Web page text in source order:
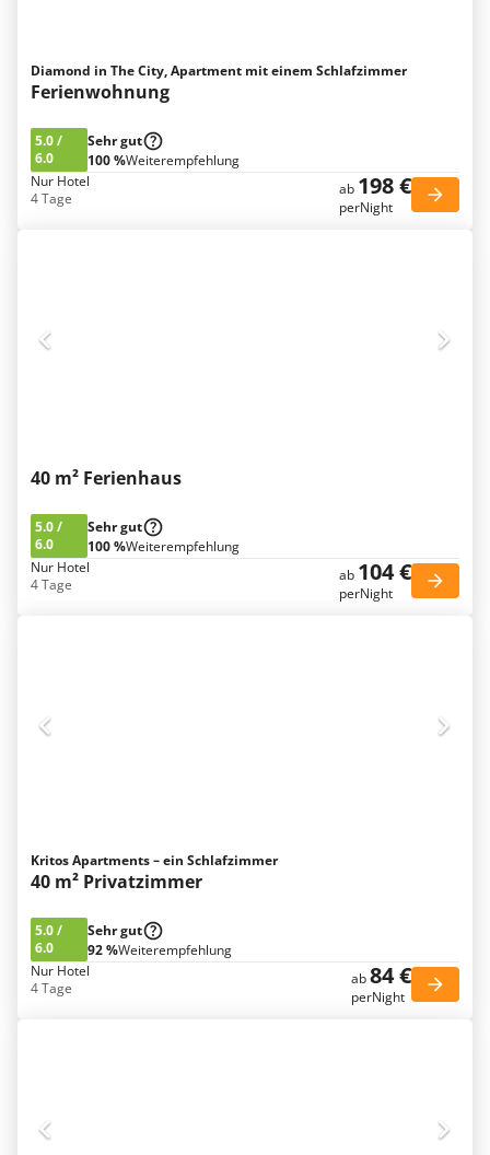
Diamond in The City, Apartment mit einem Schlafzimmer
Ferienwohnung
5.0/
6.0
Sehr gut
100 %Weiterempfehlung
Nur Hotel
4 Tage
ab 198 €
perNight
40 m² Ferienhaus
5.0/
6.0
Sehr gut
100 %Weiterempfehlung
Nur Hotel
4 Tage
ab 104 €
perNight
Kritos Apartments – ein Schlafzimmer
40 m² Privatzimmer
5.0/
6.0
Sehr gut
92 %Weiterempfehlung
Nur Hotel
4 Tage
ab84 €
perNight